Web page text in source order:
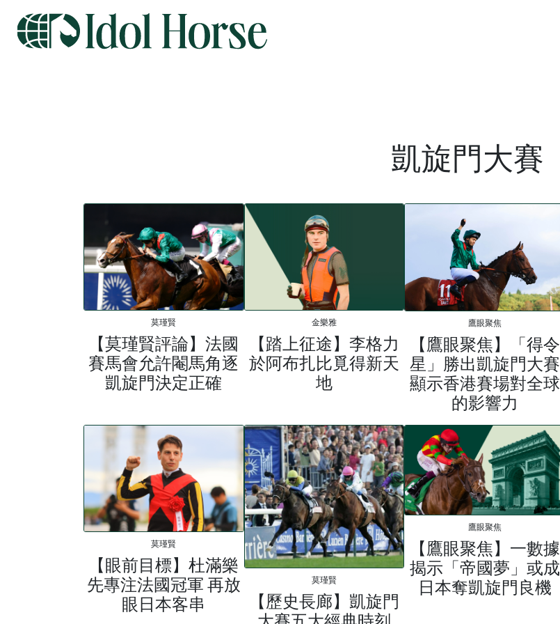
凱旋門大賽
莫瑾賢
【莫瑾賢​評論】法國
賽馬會允許閹馬角逐
凱旋門決定正確
金樂雅
【踏上征途】李格力
於阿布扎比覓得新天
地
鷹眼聚焦
【鷹眼聚焦】「得令
星」勝出凱旋門大賽
顯示香港賽場對全球
的影響力
莫瑾賢
【眼前目標】杜滿樂
先專注法國冠軍 再放
眼日本客串
莫瑾賢
【歷史長廊】凱旋門
鷹眼聚焦
【鷹眼聚焦】一數據
揭示「帝國夢」或成
日本奪凱旋門良機